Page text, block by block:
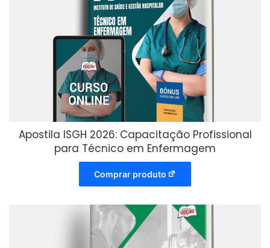
Apostila ISGH 2026: Capacitação Profissional
para Técnico em Enfermagem
Comprar produto